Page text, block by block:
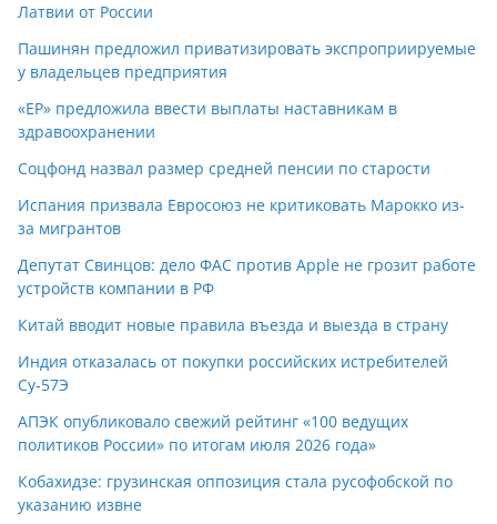
Латвии от России
Пашинян предложил приватизировать экспроприируемые
у владельцев предприятия
«ЕР» предложила ввести выплаты наставникам в
здравоохранении
Соцфонд назвал размер средней пенсии по старости
Испания призвала Евросоюз не критиковать Марокко из-
за мигрантов
Депутат Свинцов: дело ФАС против Apple не грозит работе
устройств компании в РФ
Китай вводит новые правила въезда и выезда в страну
Индия отказалась от покупки российских истребителей
Су-57Э
АПЭК опубликовало свежий рейтинг «100 ведущих
политиков России» по итогам июля 2026 года»
Кобахидзе: грузинская оппозиция стала русофобской по
указанию извне